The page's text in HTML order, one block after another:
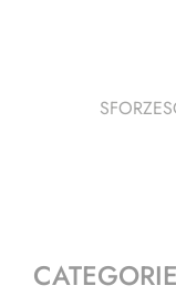
CATEGORIE